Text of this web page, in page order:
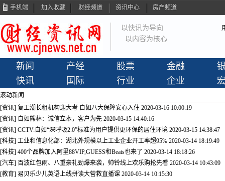
手机端 加入收藏 财经频道 资讯中心 房产频道
以快讯为导向
以内容为核心
新闻
快讯
产经
国际
股票
行业
金融
企业
滚动新闻
[资讯] 复工潮长租机构迎大考 自如八大保障安心入住 2020-03-16 10:00:19
[资讯] 自如熊林：诚信立本，客户为先 2020-03-15 14:40:16
[资讯] CCTV:自如“深呼吸2.0”标准为用户提供更环保的居住环境 2020-03-15 14:38:47
[科技] 工业和信息化部：湖北外规模以上工业企业开工率超95% 2020-03-14 18:19:49
[科技] 400个品牌加入阿里88VIP,GUESS和Beats也来了 2020-03-14 18:18:26
[汽车] 百波红包雨、八重豪礼劲爆来袭，帅铃线上欢乐购抢先看 2020-03-14 10:43:09
[教育] 易贝乐少儿英语上线拼读大营救直播课 2020-03-14 10:15:30